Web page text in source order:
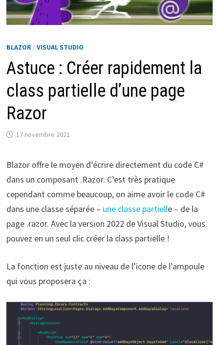
BLAZOR/ VISUAL STUDIO
Astuce : Créer rapidement la
class partielle d’une page
Razor
17 novembre 2021
Blazor offre le moyen d’écrire directement du code C#
dans un composant .Razor. C’est très pratique
cependant comme beaucoup, on aime avoir le code C#
dans une classe séparée – une classe partielle – de la
page .razor. Avec la version 2022 de Visual Studio, vous
pouvez en un seul clic créer la class partielle !
La fonction est juste au niveau de l’icone de l’ampoule
qui vous proposera ça :